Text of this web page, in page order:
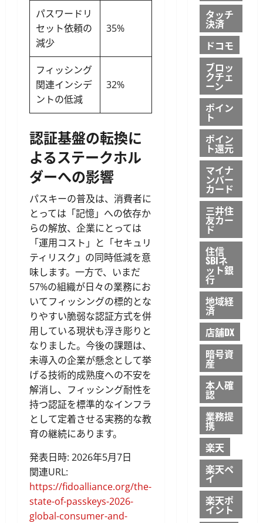
パスワードリ
セット依頼の
減少
35%
フィッシング
関連インシデ
ントの低減
32%
認証基盤の転換に
よるステークホル
ダーへの影響
パスキーの普及は、消費者に
とっては「記憶」への依存か
らの解放、企業にとっては
「運用コスト」と「セキュリ
ティリスク」の同時低減を意
味します。一方で、いまだ
57%の組織が日々の業務にお
いてフィッシングの標的とな
りやすい脆弱な認証方式を併
用している現状も浮き彫りと
なりました。今後の課題は、
未導入の企業が懸念として挙
げる技術的成熟度への不安を
解消し、フィッシング耐性を
持つ認証を標準的なインフラ
として定着させる実務的な教
育の継続にあります。
発表日時: 2026年5月7日
関連URL:
https://fidoalliance.org/the-
state-of-passkeys-2026-
global-consumer-and-
タッチ
決済
ドコモ
ブロッ
クチェ
ーン
ポイン
ト
ポイン
ト還元
マイナ
ンバー
カード
三井住
友カー
ド
住信
SBIネ
ット銀
行
地域経
済
店舗DX
暗号資
産
本人確
認
業務提
携
楽天
楽天ペ
イ
楽天ポ
イント